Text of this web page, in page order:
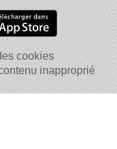
cookies
inapproprié